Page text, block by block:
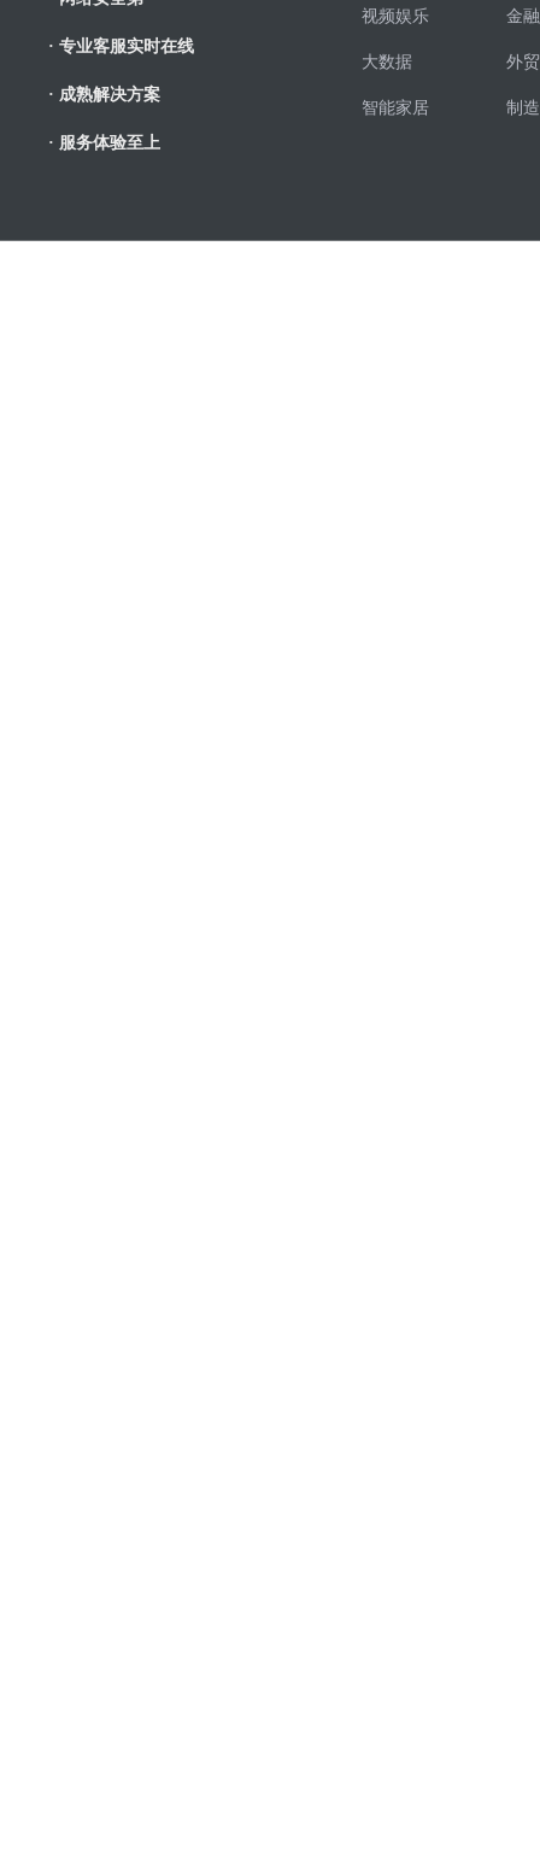
· 专业客服实时在线
· 成熟解决方案
· 服务体验至上
视频娱乐 金
大数据 外
智能家居 制